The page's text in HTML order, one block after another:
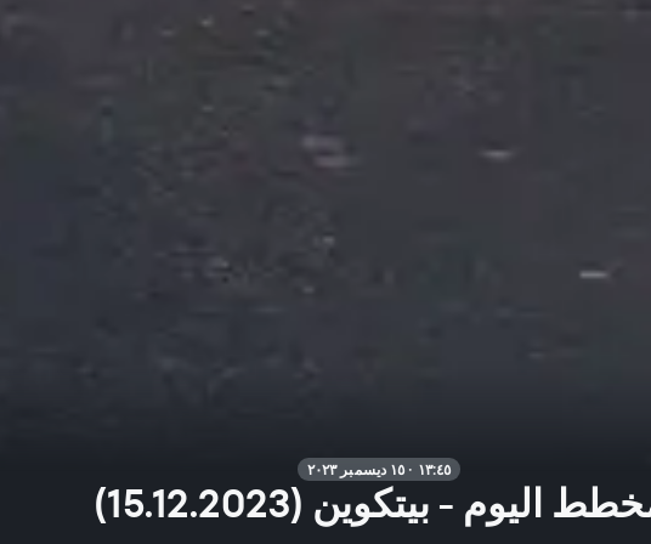
١٣:٤٥ · ١٥ ديسمبر ٢٠٢٣
اليوم - بيتكوين (15.12.2023)